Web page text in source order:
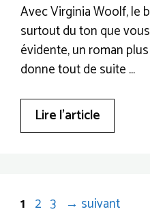
Avec Virginia Woolf, le
surtout du ton que
évidente, un roman
donne tout de suite …
Lire l’article
Page
1 Page
2 Page
3 → suivant